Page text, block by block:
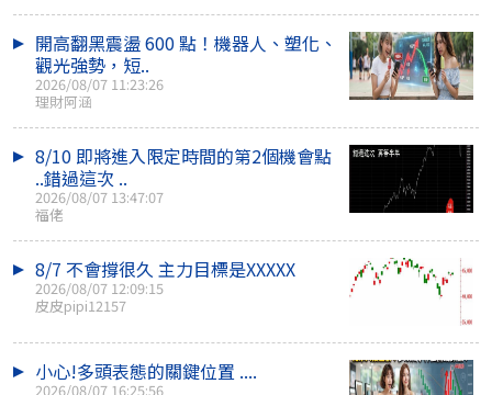
開高翻黑震盪 600 點！機器人、塑化、
觀光強勢，短..
2026/08/07 11:23:26
理財阿涵
8/10 即將進入限定時間的第2個機會點
..錯過這次 ..
2026/08/07 13:47:07
福佬
8/7 不會撐很久 主力目標是XXXXX
2026/08/07 12:09:15
皮皮pipi12157
小心!多頭表態的關鍵位置 ....
2026/08/07 16:25:56